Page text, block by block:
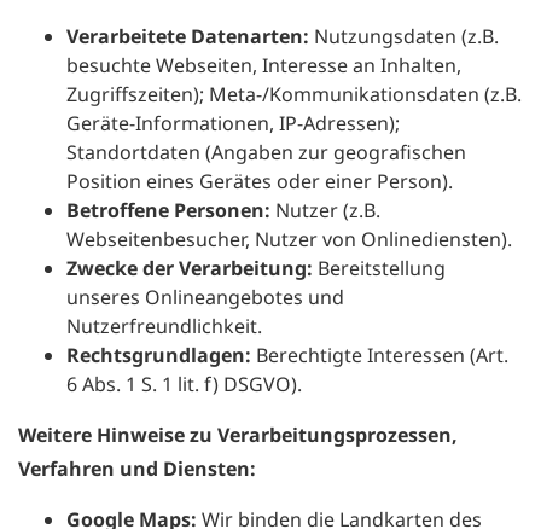
Verarbeitete Datenarten: Nutzungsdaten (z.B.
besuchte Webseiten, Interesse an Inhalten,
Zugriffszeiten); Meta-/Kommunikationsdaten (z.B.
Geräte-Informationen, IP-Adressen);
Standortdaten (Angaben zur geografischen
Position eines Gerätes oder einer Person).
Betroffene Personen: Nutzer (z.B.
Webseitenbesucher, Nutzer von Onlinediensten).
Zwecke der Verarbeitung: Bereitstellung
unseres Onlineangebotes und
Nutzerfreundlichkeit.
Rechtsgrundlagen: Berechtigte Interessen (Art.
6 Abs. 1 S. 1 lit. f) DSGVO).
Weitere Hinweise zu Verarbeitungsprozessen,
Verfahren und Diensten:
Google Maps: Wir binden die Landkarten des